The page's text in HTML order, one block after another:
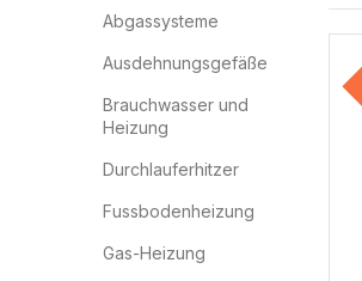
Abgassysteme
Ausdehnungsgefäße
Brauchwasser und
Heizung
Durchlauferhitzer
Fussbodenheizung
Gas-Heizung